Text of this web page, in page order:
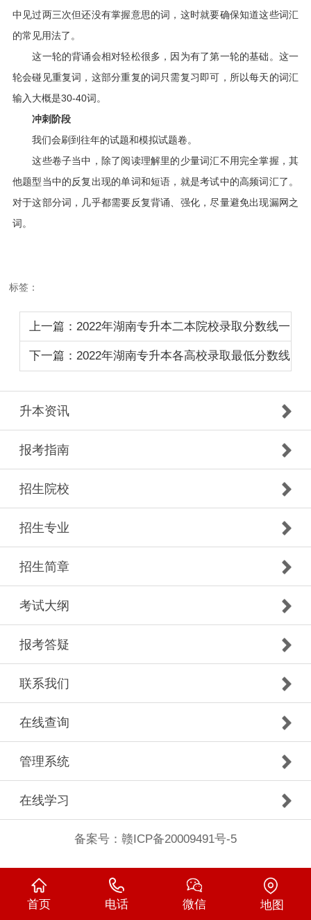
中见过两三次但还没有掌握意思的词，这时就要确保知道这些词汇
的常见用法了。
这一轮的背诵会相对轻松很多，因为有了第一轮的基础。这一
轮会碰见重复词，这部分重复的词只需复习即可，所以每天的词汇
输入大概是30-40词。
冲刺阶段
我们会刷到往年的试题和模拟试题卷。
这些卷子当中，除了阅读理解里的少量词汇不用完全掌握，其
他题型当中的反复出现的单词和短语，就是考试中的高频词汇了。
对于这部分词，几乎都需要反复背诵、强化，尽量避免出现漏网之
词。
标签：
上一篇：2022年湖南专升本二本院校录取分数线一
览下一篇：2022年湖南专升本各高校录取最低分数线
升本资讯
报考指南
招生院校
招生专业
招生简章
考试大纲
报考答疑
联系我们
在线查询
管理系统
在线学习
备案号： 赣ICP备20009491号-5
首页 电话 微信 地图